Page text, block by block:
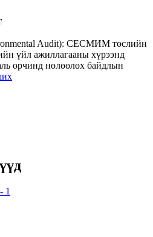
Audit): СЕСМИМ төслийн
үйл ажиллагааны хүрээнд
орчинд нөлөөлөх байдлын
- 1